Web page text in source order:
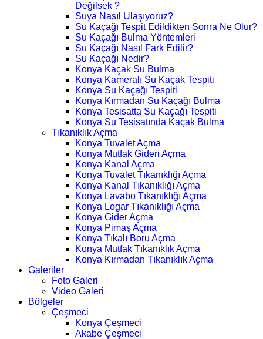
Değilsek ?
Suya Nasıl Ulaşıyoruz?
Su Kaçağı Tespit Edildikten Sonra Ne Olur?
Su Kaçağı Bulma Yöntemleri
Su Kaçağı Nasıl Fark Edilir?
Su Kaçağı Nedir?
Konya Kaçak Su Bulma
Konya Kameralı Su Kaçak Tespiti
Konya Su Kaçağı Tespiti
Konya Kırmadan Su Kaçağı Bulma
Konya Tesisatta Su Kaçağı Tespiti
Konya Su Tesisatında Kaçak Bulma
Tıkanıklık Açma
Konya Tuvalet Açma
Konya Mutfak Gideri Açma
Konya Kanal Açma
Konya Tuvalet Tıkanıklığı Açma
Konya Kanal Tıkanıklığı Açma
Konya Lavabo Tıkanıklığı Açma
Konya Logar Tıkanıklığı Açma
Konya Gider Açma
Konya Pimaş Açma
Konya Tıkalı Boru Açma
Konya Mutfak Tıkanıklık Açma
Konya Kırmadan Tıkanıklık Açma
Galeriler
Foto Galeri
Video Galeri
Bölgeler
Çeşmeci
Konya Çeşmeci
Akabe Çeşmeci